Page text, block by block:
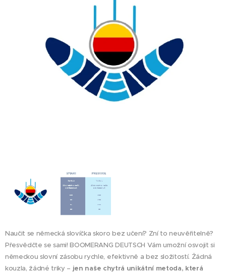
Naučit se německá slovíčka skoro bez učení? Zní to neuvěřitelně?
Přesvědčte se sami! BOOMERANG DEUTSCH Vám umožní osvojit si
německou slovní zásobu rychle, efektivně a bez složitostí. Žádná
kouzla, žádné triky – jen naše chytrá unikátní metoda, která